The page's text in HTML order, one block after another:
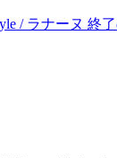
/ ラナーヌ 終